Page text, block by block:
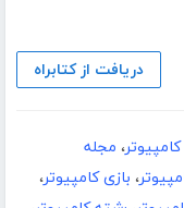
دریافت از کتابراه
، مجله
، بازی کامپیوتر،